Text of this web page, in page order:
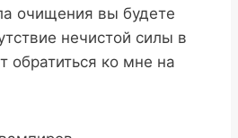
очищения вы будете
нечистой силы в
обратиться ко мне на